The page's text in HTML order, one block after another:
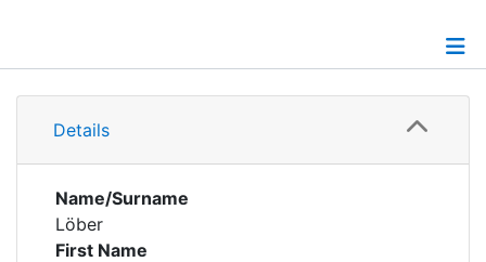
Details
Details
Name/Surname
Löber
First Name